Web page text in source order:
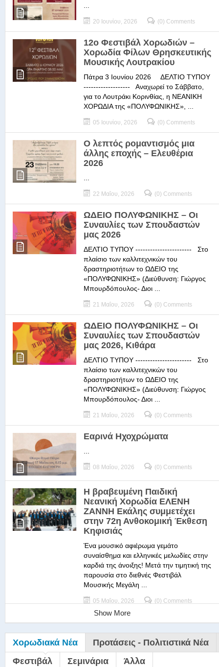
20 Ιουνίου, 2026 (0) Comments
12ο Φεστιβάλ Χορωδιών –
Χορωδία Φίλων Θρησκευτικής
Μουσικής Λουτρακίου
Πάτρα 3 Ιουνίου 2026 ΔΕΛΤΙΟ ΤΥΠΟΥ
------------------- Αναχωρεί το Σάββατο,
για το Λουτράκι Κορινθίας, η ΝΕΑΝΙΚΗ
ΧΟΡΩΔΙΑ της «ΠΟΛΥΦΩΝΙΚΗΣ», ...
05 Ιουνίου, 2026 (0) Comments
Ο λεπτός ρομαντισμός μια
άλλης εποχής – Ελευθέρια
2026
22 Μαΐου, 2026 (0) Comments
ΩΔΕΙΟ ΠΟΛΥΦΩΝΙΚΗΣ – Οι
Συναυλίες των Σπουδαστών
μας 2026
ΔΕΛΤΙΟ ΤΥΠΟΥ ----------------------- Στο
πλαίσιο των καλλιτεχνικών του
δραστηριοτήτων το ΩΔΕΙΟ της
«ΠΟΛΥΦΩΝΙΚΗΣ» (Διεύθυνση: Γιώργος
Μπουρδόπουλος- Διοι ...
21 Μαΐου, 2026 (0) Comments
ΩΔΕΙΟ ΠΟΛΥΦΩΝΙΚΗΣ – Οι
Συναυλίες των Σπουδαστών
μας 2026, Κιθάρα
ΔΕΛΤΙΟ ΤΥΠΟΥ ----------------------- Στο
πλαίσιο των καλλιτεχνικών του
δραστηριοτήτων το ΩΔΕΙΟ της
«ΠΟΛΥΦΩΝΙΚΗΣ» (Διεύθυνση: Γιώργος
Μπουρδόπουλος- Διοι ...
21 Μαΐου, 2026 (0) Comments
Εαρινά Ηχοχρώματα
08 Μαΐου, 2026 (0) Comments
Η βραβευμένη Παιδική
Νεανική Χορωδία ΕΛΕΝΗ
ΖΑΝΝΗ Εκάλης συμμετέχει
στην 72η Ανθοκομική Έκθεση
Κηφισιάς
Ένα μουσικό αφιέρωμα γεμάτο
συναίσθημα και ελληνικές μελωδίες στην
καρδιά της άνοιξης! Μετά την τιμητική της
παρουσία στο διεθνές Φεστιβάλ
Μουσικής Μεγάλη ...
05 Μαΐου, 2026 (0) Comments
Show More
Χορωδιακά Νέα
Προτάσεις - Πολιτιστικά Νέα
Φεστιβάλ
Σεμινάρια Άλλα